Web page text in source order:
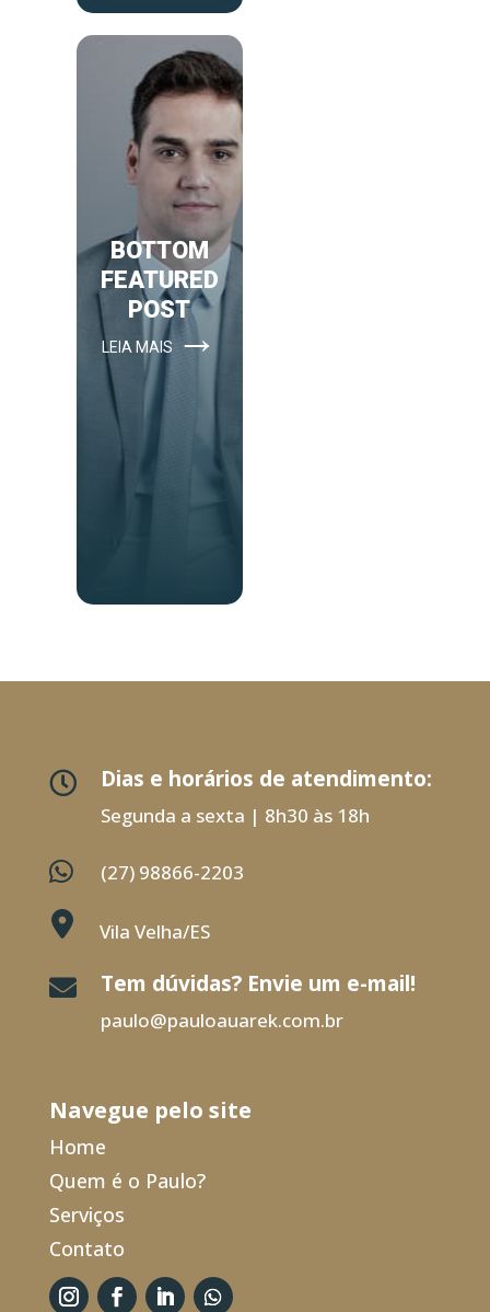
BOTTOM
FEATURED
POST
LEIA MAIS →
 Dias e horários de atendimento:
Segunda a sexta | 8h30 às 18h
 (27) 98866-2203
Vila Velha/ES
 Tem dúvidas? Envie um e-mail!
paulo@pauloauarek.com.br
Navegue pelo site
Home
Quem é o Paulo?
Serviços
Contato